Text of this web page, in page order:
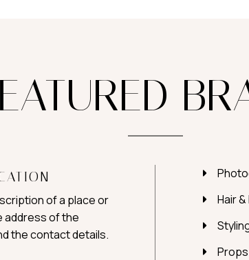
of a place or
address of the
the contact details.
Hair